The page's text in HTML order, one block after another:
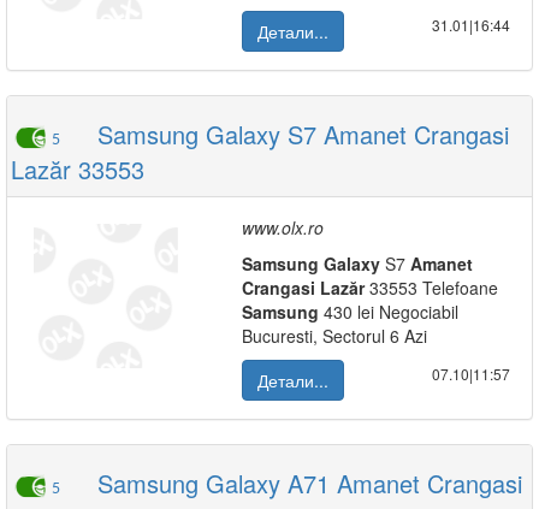
Детали...
31.01|16:44
5
Samsung Galaxy S7 Amanet Crangasi
Lazăr 33553
www.olx.ro
Samsung Galaxy S7 Amanet
Crangasi Lazăr33553 Telefoane
Samsung 430 lei Negociabil
Bucuresti, Sectorul 6 Azi
Детали...
07.10|11:57
5
Samsung Galaxy A71 Amanet Crangasi